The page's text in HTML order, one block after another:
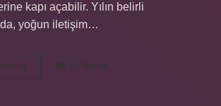
kapı açabilir. Yılın belirli
yoğun iletişim…
Burcu
12 Yorum